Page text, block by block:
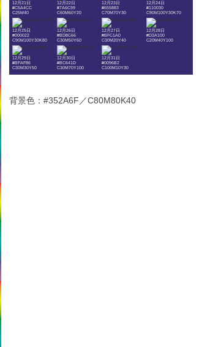
12月21日
#C5A4CC
C25M40
12月22日
#7A6C99
C60M60Y20
12月23日
#655883
C70M70Y30
12月24日
#110030
C90M100Y30K70
12月25日
#000022
C90M100Y30K80
12月26日
#BD8C66
C30M50Y60
12月27日
#BFC1A0
C30M20Y40
12月28日
#D3A100
C20M40Y100
12月29日
#BFAF86
C30M30Y50
12月30日
#BC641D
C30M70Y100
12月31日
#0096B2
C100M10Y30
背景色：#352A6F／C80M80K40